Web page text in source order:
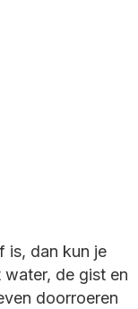
is, dan kun je
de gist en
doorroeren